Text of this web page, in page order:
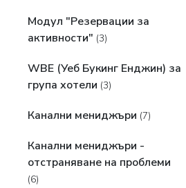
Модул "Резервации за
активности" (3)
WBE (Уеб Букинг Енджин) за
група хотели (3)
Канални мениджъри (7)
Канални мениджъри -
отстраняване на проблеми
(6)